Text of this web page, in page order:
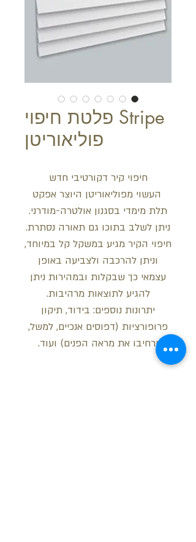
Stripe פלטת חיפוי
פוליאוריטן
חיפוי קיר דקורטיבי חדש
העשוי מפוליאוריטן היוצר אפקט
תלת מימדי בסגנון אולטרה-מודרני.
ניתן לשלב בתוכו גם תאורה נסתרת.
חיפוי הקיר מגיע במשקל קל במיוחד,
וניתן להרכבה ולצביעה באופן
עצמאי כך שבקלות ובמהירות ניתן
להגיע לתוצאות מרהיבות.
יתרונות נוספים: בידוד, תיקון
פרופורציות (דפוסים אנכיים, למשל,
ירחיבו את מראה הפנים) ועוד.